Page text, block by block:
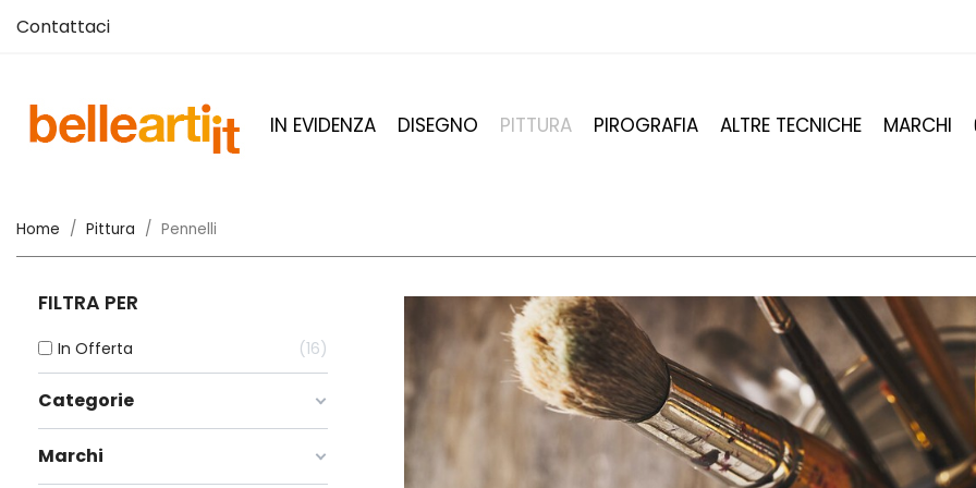
Contattaci
IN EVIDENZA DISEGNO PITTURA PIROGRAFIA ALTRE TECNICHE MARCHI
Home Pittura Pennelli
FILTRA PER
In Offerta 16
Categorie
Marchi